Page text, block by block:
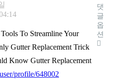
To Streamline Your
Gutter Replacement Trick
Know Gutter Replacement
profile/648002
댓
글
옵
션